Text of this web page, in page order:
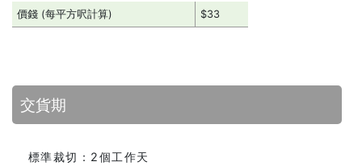
價錢 (每平方呎計算) $33
交貨期
標準裁切：2個工作天